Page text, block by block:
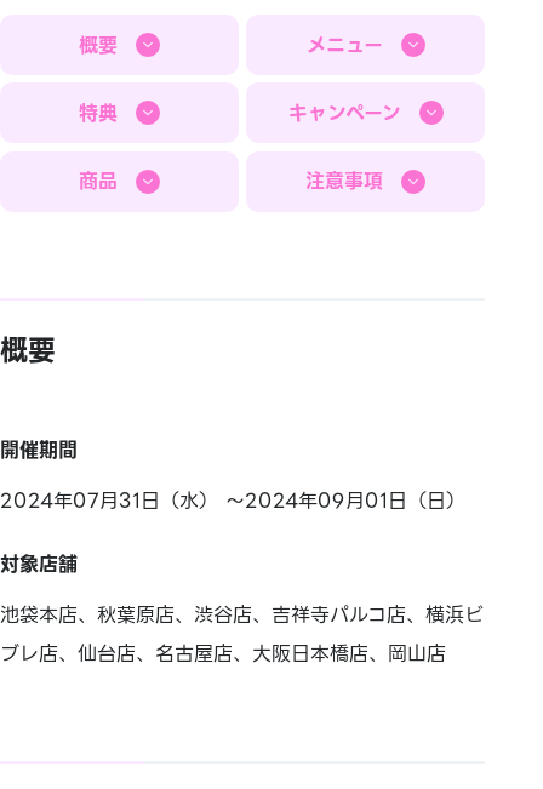
概要 メニュー
特典 キャンペーン
商品 注意事項
概要
開催期間
2024年07月31日（水） ～2024年09月01日（日）
対象店舗
池袋本店、秋葉原店、渋谷店、吉祥寺パルコ店、横浜ビ
ブレ店、仙台店、名古屋店、大阪日本橋店、岡山店